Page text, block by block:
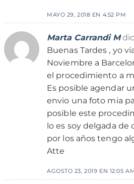
MAYO 29, 2018 EN 4:52 PM
Marta Carrandi M
Buenas Tardes , yo
Noviembre a
el procedimiento a
Es posible agendar
envio una foto mia
posible este
lo es soy delgada de
por los años tengo
Atte
AGOSTO 23, 2019 EN 12:05